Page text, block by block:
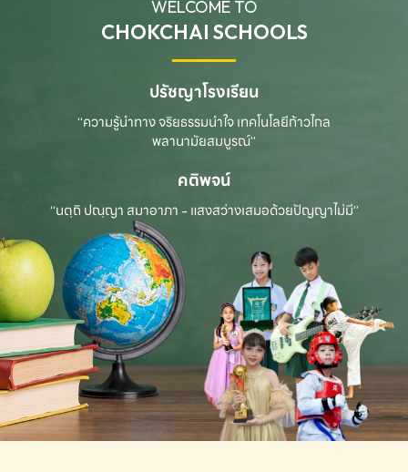
WELCOME TO
CHOKCHAI SCHOOLS
ปรัชญาโรงเรียน
“ความรู้นำทาง จริยธรรมนำใจ เทคโนโลยีก้าวไกล
พลานามัยสมบูรณ์”
คติพจน์
“นตฺถิ ปณฺญา สมาอาภา - แสงสว่างเสมอด้วยปัญญาไม่มี”